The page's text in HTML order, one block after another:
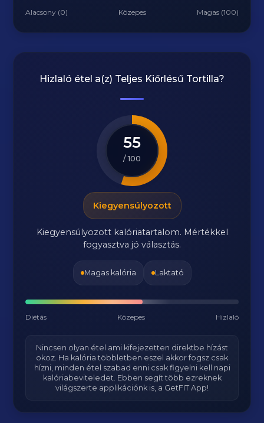
Alacsony (0) Közepes Magas (100)
Hizlaló étel a(z) Teljes Kiőrlésű Tortilla?
55
/ 100
Kiegyensúlyozott
Kiegyensúlyozott kalóriatartalom. Mértékkel
fogyasztva jó választás.
Magas kalória Laktató
Diétás Közepes Hizlaló
Nincsen olyan étel ami kifejezetten direktbe hízást
okoz. Ha kalória többletben eszel akkor fogsz csak
hízni, minden étel szabad enni csak figyelni kell napi
kalóriabeviteledet. Ebben segít több ezreknek
világszerte applikációnk is, a GetFIT App!